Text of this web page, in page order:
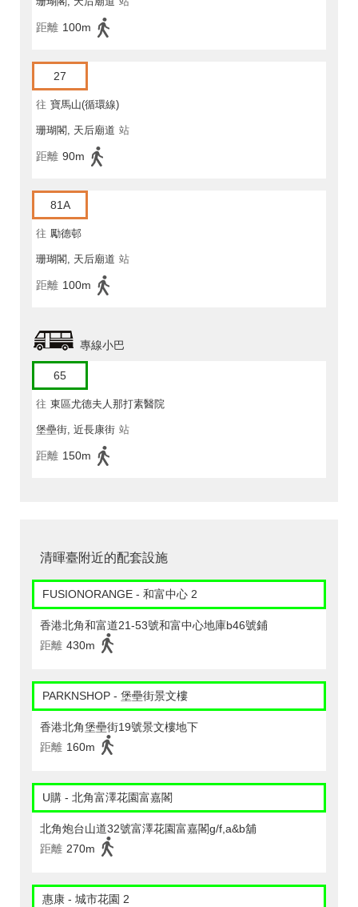
距離 100m
27
往 寶馬山(循環線)
珊瑚閣, 天后廟道 站
距離 90m
81A
往 勵德邨
珊瑚閣, 天后廟道 站
距離 100m
專線小巴
65
往 東區尤德夫人那打素醫院
堡壘街, 近長康街 站
距離 150m
清暉臺附近的配套設施
FUSIONORANGE - 和富中心 2
香港北角和富道21-53號和富中心地庫b46號鋪
距離 430m
PARKNSHOP - 堡壘街景文樓
香港北角堡壘街19號景文樓地下
距離 160m
U購 - 北角富澤花園富嘉閣
北角炮台山道32號富澤花園富嘉閣g/f,a&b舖
距離 270m
惠康 - 城市花園 2